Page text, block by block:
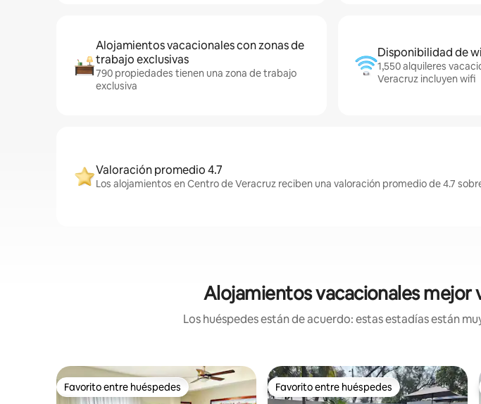
Alojamientos vacacionales con zonas de
trabajo exclusivas
790 propiedades tienen una zona de trabajo
exclusiva
Disponibilidad de
1,550 alquileres
Veracruz incluyen wifi
Valoración promedio 4.7
Los alojamientos en Centro de Veracruz reciben una valoración promedio de 4.7
Alojamientos vacacionales mejor
Los huéspedes están de acuerdo: estas estadías están
Favorito entre huéspedes
Favorito entre huéspedes Favorito entre huéspedes
Favorito entre huéspedes